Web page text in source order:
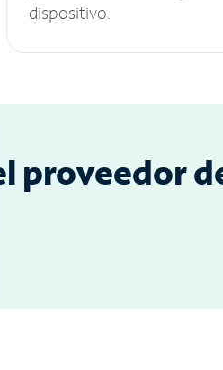
dispositivo.
proveedor